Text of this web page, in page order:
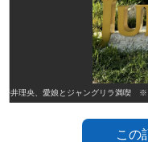
平井理央、愛娘とジャングリラ満喫
この